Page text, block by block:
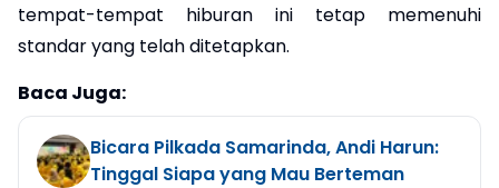
tempat-tempat hiburan ini tetap memenuhi
standar yang telah ditetapkan.
Baca Juga:
Bicara Pilkada Samarinda, Andi Harun:
Tinggal Siapa yang Mau Berteman